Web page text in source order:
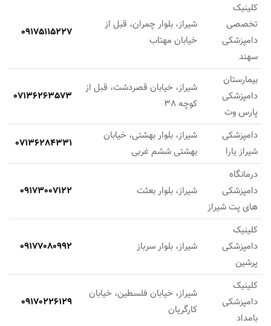
کلینیک
تخصصی
دامپزشکی
سهند
شیراز، بلوار چمران، قبل از
خیابان مهتاب
09175115227
بیمارستان
دامپزشکی
پارس وت
شیراز، خیابان قصردشت، قبل از
کوچه 38
07136263573
دامپزشکی
شیراز یارا
شیراز، بلوار بهشتی، خیابان
بهشتی ششم غربی
07136284331
درمانگاه
دامپزشکی
های پت شیراز
شیراز، بلوار بعثت 09173007122
کلینیک
دامپزشکی
پرشین
شیراز، بلوار سرباز 09177080992
کلینیک
دامپزشکی
بامداد
شیراز، خیابان فلسطین، خیابان
کارگریان
09170226129